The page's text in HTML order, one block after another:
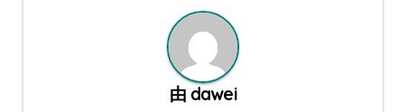
由 dawei